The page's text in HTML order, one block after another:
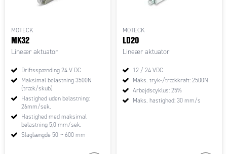
MOTECK
MK32
Lineær aktuator
Driftsspænding 24 V DC
Maksimal belastning 3500N
(træk/skub)
Hastighed uden belastning:
26mm/sek.
Hastighed med maksimal
belastning 5,0 mm/sek.
Slaglængde 50 ~ 600 mm
MOTECK
LD20
Lineær aktuator
12 / 24 VDC
Maks. tryk-/trækkraft: 2500N
Arbejdscyklus: 25%
Maks. hastighed: 30 mm/s